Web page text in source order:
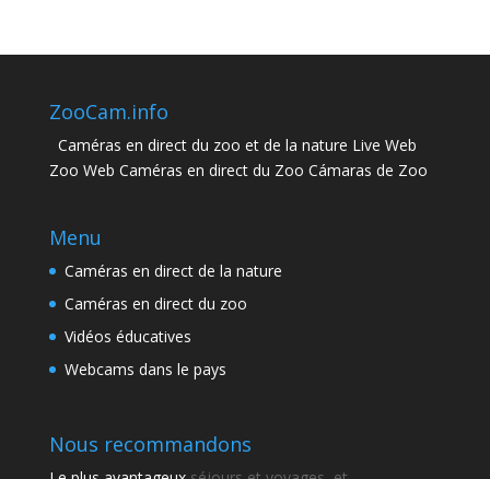
ZooCam.info
Caméras en direct du zoo et de la nature Live Web
Zoo Web Caméras en direct du Zoo Cámaras de Zoo
Menu
Caméras en direct de la nature
Caméras en direct du zoo
Vidéos éducatives
Webcams dans le pays
Nous recommandons